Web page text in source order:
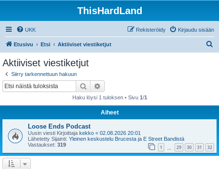
ThisHardLand
UKK Kirjaudu sisään
Rekisteröidy
Etusivu Etsi Aktiiviset viestiketjut
Aktiiviset viestiketjut
Siirry tarkennettuun hakuun
Etsi
Haku löysi 1 tuloksen • Sivu 1/1
Aiheet
Loose Ends Podcast
Uusin viesti Kirjoittaja kekko « 02.08.2026 20:01
Lähetetty Sijainti: Yleinen keskustelu Brucesta ja E Street Bandistä
Vastaukset: 319 1 29 30 31 32